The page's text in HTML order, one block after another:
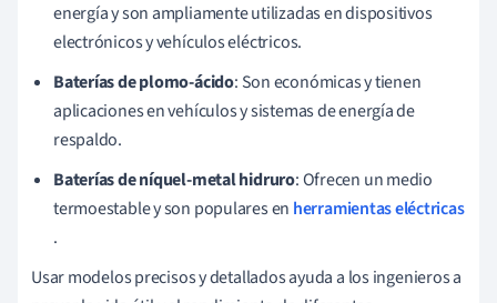
energía y son ampliamente utilizadas en dispositivos
electrónicos y vehículos eléctricos.
Baterías de plomo-ácido: Son económicas y tienen
aplicaciones en vehículos y sistemas de energía de
respaldo.
Baterías de níquel-metal hidruro: Ofrecen un medio
termoestable y son populares en herramientas eléctricas
.
Usar modelos precisos y detallados ayuda a los ingenieros a